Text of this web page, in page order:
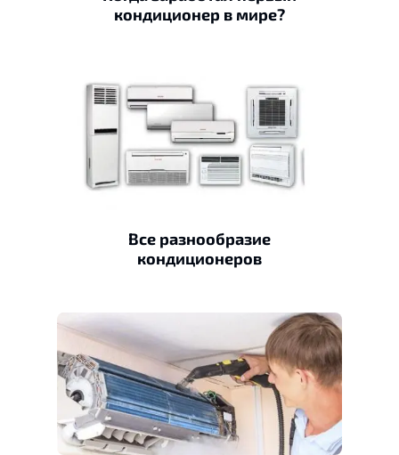
кондиционер в мире?
Все разнообразие
кондиционеров